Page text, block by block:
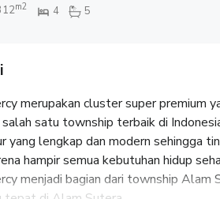
m2 4 5
merupakan cluster super premium
satu township terbaik di
yang lengkap dan modern sehingga
hampir semua kebutuhan hidup
menjadi bagian dari township